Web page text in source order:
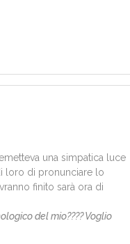
una simpatica luce
loro di pronunciare lo
finito sarà ora di
del mio???? Voglio